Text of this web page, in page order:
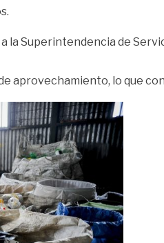
la Superintendencia de
aprovechamiento, lo que